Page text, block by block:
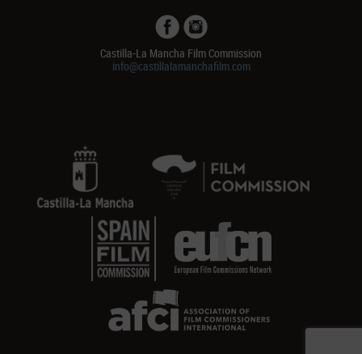
Castilla-La Mancha Film Commission
info@castillalamanchafilm.com